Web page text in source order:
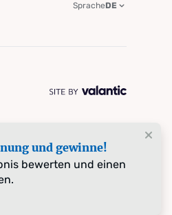
und gewinne!
bewerten und einen
SpracheDE